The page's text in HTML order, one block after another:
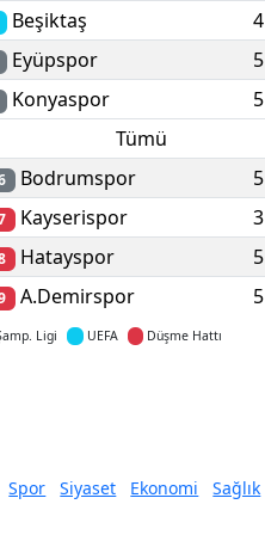
Beşiktaş 4
Eyüpspor 5
Konyaspor 5
Tümü
Bodrumspor 5
Kayserispor 3
Hatayspor 5
A.Demirspor 5
Ligi UEFA Düşme Hattı
Spor Siyaset Ekonomi
Sağlık